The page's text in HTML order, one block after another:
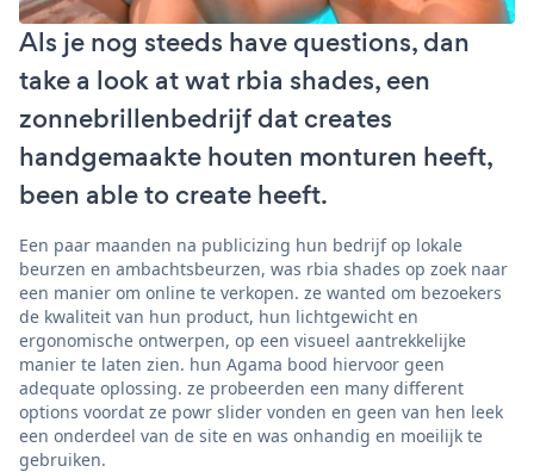
Als je nog steeds have questions, dan
take a look at wat rbia shades, een
zonnebrillenbedrijf dat creates
handgemaakte houten monturen heeft,
been able to create heeft.
Een paar maanden na publicizing hun bedrijf op lokale
beurzen en ambachtsbeurzen, was rbia shades op zoek naar
een manier om online te verkopen. ze wanted om bezoekers
de kwaliteit van hun product, hun lichtgewicht en
ergonomische ontwerpen, op een visueel aantrekkelijke
manier te laten zien. hun Agama bood hiervoor geen
adequate oplossing. ze probeerden een many different
options voordat ze powr slider vonden en geen van hen leek
een onderdeel van de site en was onhandig en moeilijk te
gebruiken.